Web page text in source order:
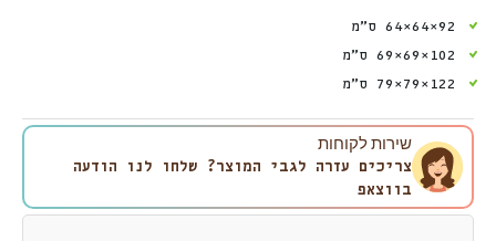
92×64×64 ס”מ
102×69×69 ס”מ
122×79×79 ס”מ
שירות לקוחות
צריכים עזרה לגבי המוצר? שלחו לנו הודעה
בווצאפ